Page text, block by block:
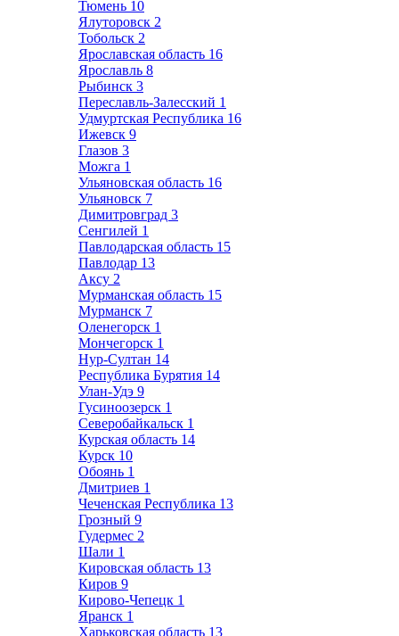
Тюмень 10
Ялуторовск 2
Тобольск 2
Ярославская область 16
Ярославль 8
Рыбинск 3
Переславль-Залесский 1
Удмуртская Республика 16
Ижевск 9
Глазов 3
Можга 1
Ульяновская область 16
Ульяновск 7
Димитровград 3
Сенгилей 1
Павлодарская область 15
Павлодар 13
Аксу 2
Мурманская область 15
Мурманск 7
Оленегорск 1
Мончегорск 1
Нур-Султан 14
Республика Бурятия 14
Улан-Удэ 9
Гусиноозерск 1
Северобайкальск 1
Курская область 14
Курск 10
Обоянь 1
Дмитриев 1
Чеченская Республика 13
Грозный 9
Гудермес 2
Шали 1
Кировская область 13
Киров 9
Кирово-Чепецк 1
Яранск 1
Харьковская область 13